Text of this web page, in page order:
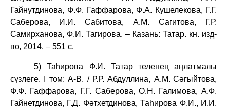
Гайнутдинова, Ф.Ф. Гаффарова, Ф.А. Кушелекова, Г.Г.
Саберова, И.И. Сабитова, А.М. Сагитова, Г.Р.
Самирханова, Ф.И. Тагирова. – Казань: Татар. кн. изд-
во, 2014. – 551 с.
5) Таһирова Ф.И. Татар теленең аңлатмалы
сүзлеге. I том: А-В. / Р.Р. Абдуллина, А.М. Сәгыйтова,
Ф.Ф. Гаффарова, Г.Г. Саберова, О.Н. Галимова, А.Ф.
Гайнетдинова, Г.Д. Фәтхетдинова, Таһирова Ф.И., И.И.